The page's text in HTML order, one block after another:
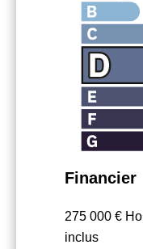
Financier
275 000 €
inclus